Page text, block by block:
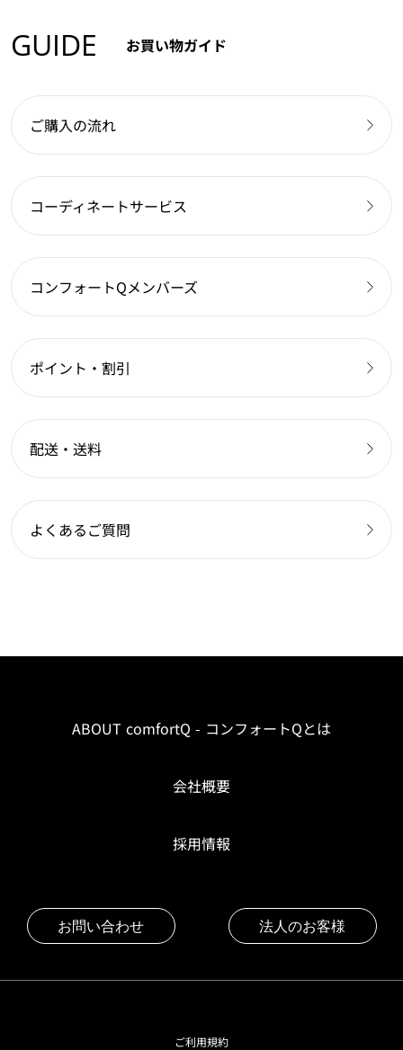
GUIDE お買い物ガイド
ご購入の流れ
コーディネートサービス
コンフォートQメンバーズ
ポイント・割引
配送・送料
よくあるご質問
ABOUT comfortQ - コンフォートQとは
会社概要
採用情報
お問い合わせ 法人のお客様
ご利用規約